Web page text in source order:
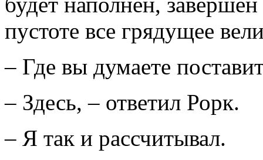
пустоте все грядущее
– Где вы думаете
– Здесь, – ответил Рорк.
– Я так и рассчитывал.